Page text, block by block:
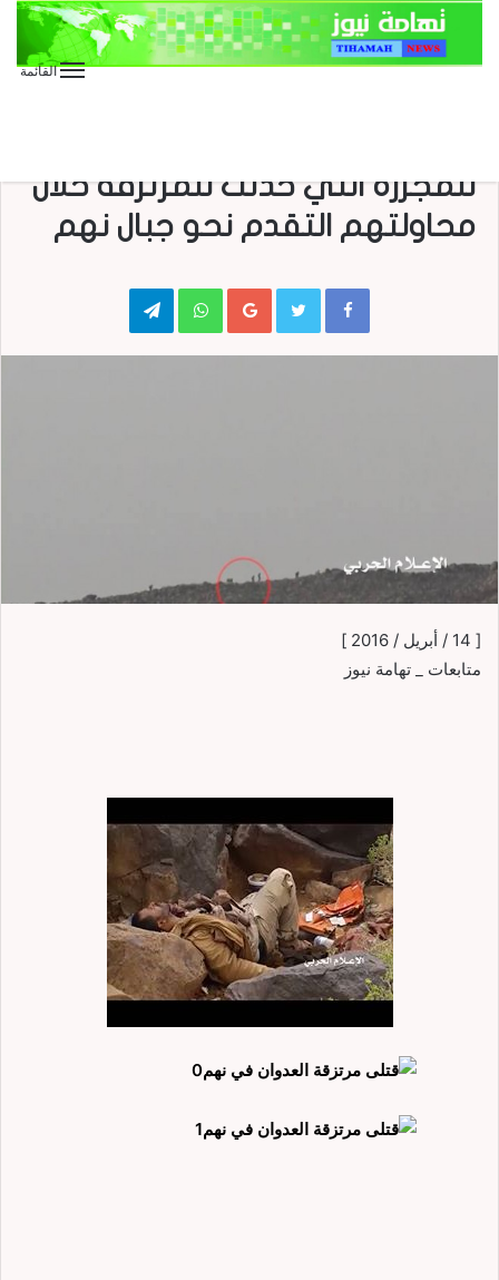
القائمة
للمجزرة التي حدثت للمرتزقة خلال
محاولتهم التقدم نحو جبال نهم
Google+
WhatsApp
Telegram
[ 14 / أبريل / 2016 ]
متابعات _ تهامة نيوز